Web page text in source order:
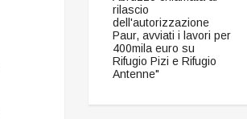
rilascio
dell'autorizzazione
Paur, avviati i lavori per
400mila euro su
Rifugio Pizi e Rifugio
Antenne"